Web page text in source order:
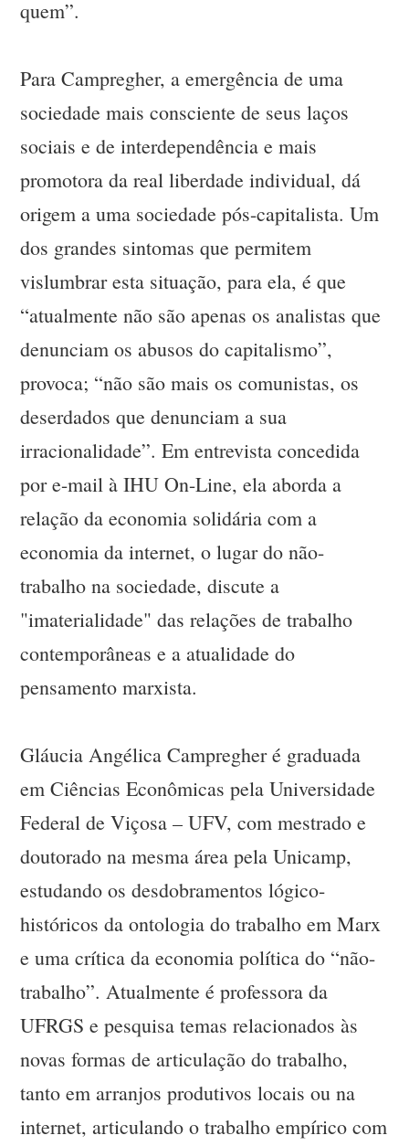
quem”.
Para Campregher, a emergência de uma
sociedade mais consciente de seus laços
sociais e de interdependência e mais
promotora da real liberdade individual, dá
origem a uma sociedade pós-capitalista. Um
dos grandes sintomas que permitem
vislumbrar esta situação, para ela, é que
“atualmente não são apenas os analistas que
denunciam os abusos do capitalismo”,
provoca; “não são mais os comunistas, os
deserdados que denunciam a sua
irracionalidade”. Em entrevista concedida
por e-mail à IHU On-Line, ela aborda a
relação da economia solidária com a
economia da internet, o lugar do não-
trabalho na sociedade, discute a
"imaterialidade" das relações de trabalho
contemporâneas e a atualidade do
pensamento marxista.
Gláucia Angélica Campregher é graduada
em Ciências Econômicas pela Universidade
Federal de Viçosa – UFV, com mestrado e
doutorado na mesma área pela Unicamp,
estudando os desdobramentos lógico-
históricos da ontologia do trabalho em Marx
e uma crítica da economia política do “não-
trabalho”. Atualmente é professora da
UFRGS e pesquisa temas relacionados às
novas formas de articulação do trabalho,
tanto em arranjos produtivos locais ou na
internet, articulando o trabalho empírico com